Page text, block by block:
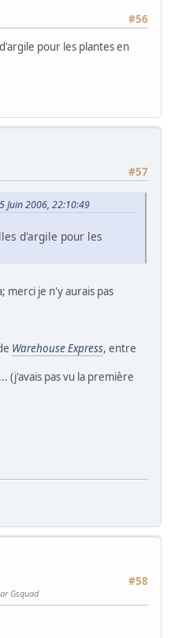
#56
pour les plantes en
#57
Juin 2006, 22:10:49
d'argile pour les
merci je n'y aurais pas
Warehouse Express, entre
(j'avais pas vu la première
#58
Gsquad